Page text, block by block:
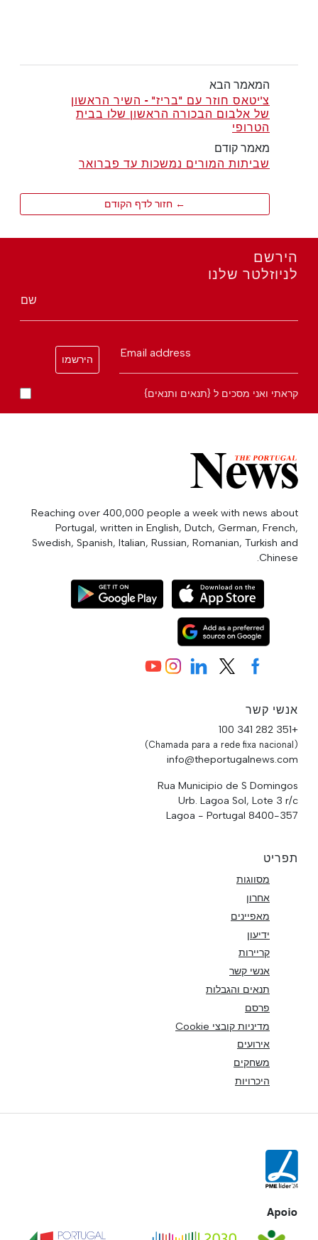
המאמר הבא
צ'יטאס חוזר עם "בריז" - השיר הראשון
של אלבום הבכורה הראשון שלו בבית
הטרופי
מאמר קודם
שביתות המורים נמשכות עד פברואר
← חזור לדף הקודם
הירשם
לניוזלטר שלנו
שם
Email address
הירשמו
קראתי ואני מסכים ל {תנאים ותנאים}
Reaching over 400,000 people a week with news about
Portugal, written in English, Dutch, German, French,
Swedish, Spanish, Italian, Russian, Romanian, Turkish and
Chinese.
אנשי קשר
+351 282 341 100
(Chamada para a rede fixa nacional)
info@theportugalnews.com
Rua Municipio de S Domingos
Urb. Lagoa Sol, Lote 3 r/c
8400-357 Lagoa - Portugal
תפריט
מסווגות
אחרון
מאפיינים
ידיעון
קריירות
אנשי קשר
תנאים והגבלות
פרסם
מדיניות קובצי Cookie
אירועים
משחקים
היכרויות
Apoio